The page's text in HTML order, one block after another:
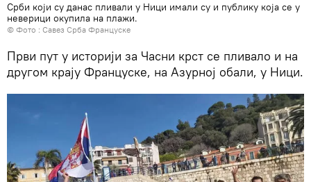
Срби који су данас пливали у Ници имали су и публику која се у
неверици окупила на плажи.
© Фото : Савез Срба Француске
Први пут у историји за Часни крст се пливало и на
другом крају Француске, на Азурној обали, у Ници.